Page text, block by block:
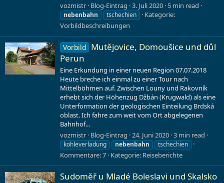
vozmistr Blog-Eintrag 3. Juli 2020 5 min read
nebenbahn tschechien
Kategorie:
Vorbildbeschreibungen
Vorbild Mutějovice, Domoušice und důl
Perun
Eine Erkundung in einer neuen Region 07.07.2018
Heute breche ich einmal zu einer Tour nach
Mittelböhmen auf. Zwischen Louny und Rakovník
erhebt sich der Höhenzug Džbán (Krugwald) als eine
Unterformation der geologischen Einteilung Brdská
oblast. Ich fahre zum weit vom Ort abgelegenen
Bahnhof...
vozmistr Blog-Eintrag 24. Juni 2020 3 min read
kohleverladung nebenbahn tschechien
Kommentare: 7 Kategorie: Reiseberichte
Sudoměř u Mladé Boleslavi und Skalsko